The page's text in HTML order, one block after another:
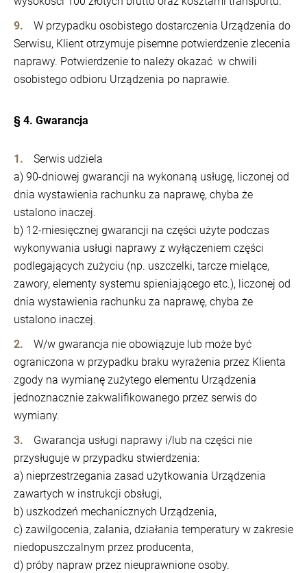
W przypadku osobistego dostarczenia Urządzenia do
Serwisu, Klient otrzymuje pisemne potwierdzenie zlecenia
naprawy. Potwierdzenie to należy okazać w chwili
osobistego odbioru Urządzenia po naprawie.
§ 4. Gwarancja
Serwis udziela
a) 90-dniowej gwarancji na wykonaną usługę, liczonej od
dnia wystawienia rachunku za naprawę, chyba że
ustalono inaczej.
b) 12-miesięcznej gwarancji na części użyte podczas
wykonywania usługi naprawy z wyłączeniem części
podlegających zużyciu (np. uszczelki, tarcze mielące,
zawory, elementy systemu spieniającego etc.), liczonej od
dnia wystawienia rachunku za naprawę, chyba że
ustalono inaczej.
W/w gwarancja nie obowiązuje lub może być
ograniczona w przypadku braku wyrażenia przez Klienta
zgody na wymianę zużytego elementu Urządzenia
jednoznacznie zakwalifikowanego przez serwis do
wymiany.
Gwarancja usługi naprawy i/lub na części nie
przysługuje w przypadku stwierdzenia:
a) nieprzestrzegania zasad użytkowania Urządzenia
zawartych w instrukcji obsługi,
b) uszkodzeń mechanicznych Urządzenia,
c) zawilgocenia, zalania, działania temperatury w zakresie
niedopuszczalnym przez producenta,
d) próby napraw przez nieuprawnione osoby.